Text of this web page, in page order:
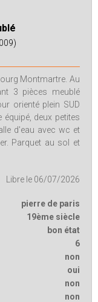
Montmartre. Au
3 pièces meublé
orienté plein SUD
deux petites
d'eau avec wc et
Parquet au sol et
Libre le 06/07/2026
pierre de paris
19ème siècle
bon état
6
non
oui
non
non